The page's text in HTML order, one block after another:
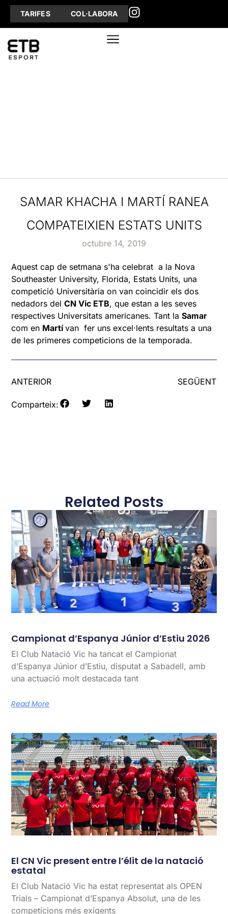
TARIFES COL·LABORA
SAMAR KHACHA I MARTÍ RANEA
COMPATEIXIEN ESTATS UNITS
octubre 14, 2019
Aquest cap de setmana s'ha celebrat a la Nova
Southeaster University, Florida, Estats Units, una
competició Universitària on van coincidir els dos
nedadors delCN Vic ETB, que estan a les seves
respectives Universitats americanes. Tant laSamar
com en Martívan fer uns excel·lents resultats a una
de les primeres competicions de la temporada.
ANTERIOR SEGÜENT
Comparteix:
Related Posts
Campionat d’Espanya Júnior d’Estiu 2026
El Club Natació Vic ha tancat el Campionat
d’Espanya Júnior d’Estiu, disputat a Sabadell, amb
una actuació molt destacada tant
Read More
El CN Vic present entre l’élit de la natació
estatal
El Club Natació Vic ha estat representat als OPEN
Trials – Campionat d’Espanya Absolut, una de les
competicions més exigents